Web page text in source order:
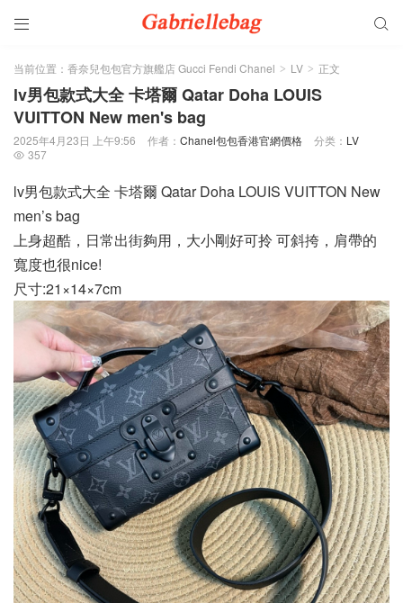
 
当前位置： 香奈兒包包官方旗艦店 Gucci Fendi Chanel > LV > 正文
lv男包款式大全 卡塔爾 Qatar Doha LOUIS
VUITTON New men's bag
2025年4月23日 上午9:56 作者： Chanel包包香港官網價格 分类： LV
 357
lv男包款式大全 卡塔爾 Qatar Doha LOUIS VUITTON New
men’s bag
上身超酷，日常出街夠用，大小剛好可拎 可斜挎，肩帶的
寬度也很nice!
尺寸:21×14×7cm